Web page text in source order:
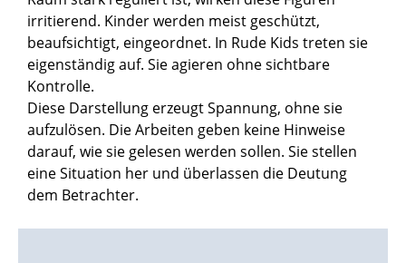
irritierend. Kinder werden meist geschützt,
beaufsichtigt, eingeordnet. In Rude Kids treten sie
eigenständig auf. Sie agieren ohne sichtbare
Kontrolle.
Diese Darstellung erzeugt Spannung, ohne sie
aufzulösen. Die Arbeiten geben keine Hinweise
darauf, wie sie gelesen werden sollen. Sie stellen
eine Situation her und überlassen die Deutung
dem Betrachter.